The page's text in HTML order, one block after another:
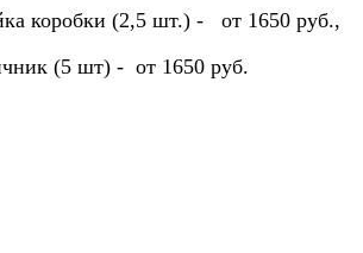
коробки (2,5 шт.) - от 1650 руб.,
(5 шт) - от 1650 руб.